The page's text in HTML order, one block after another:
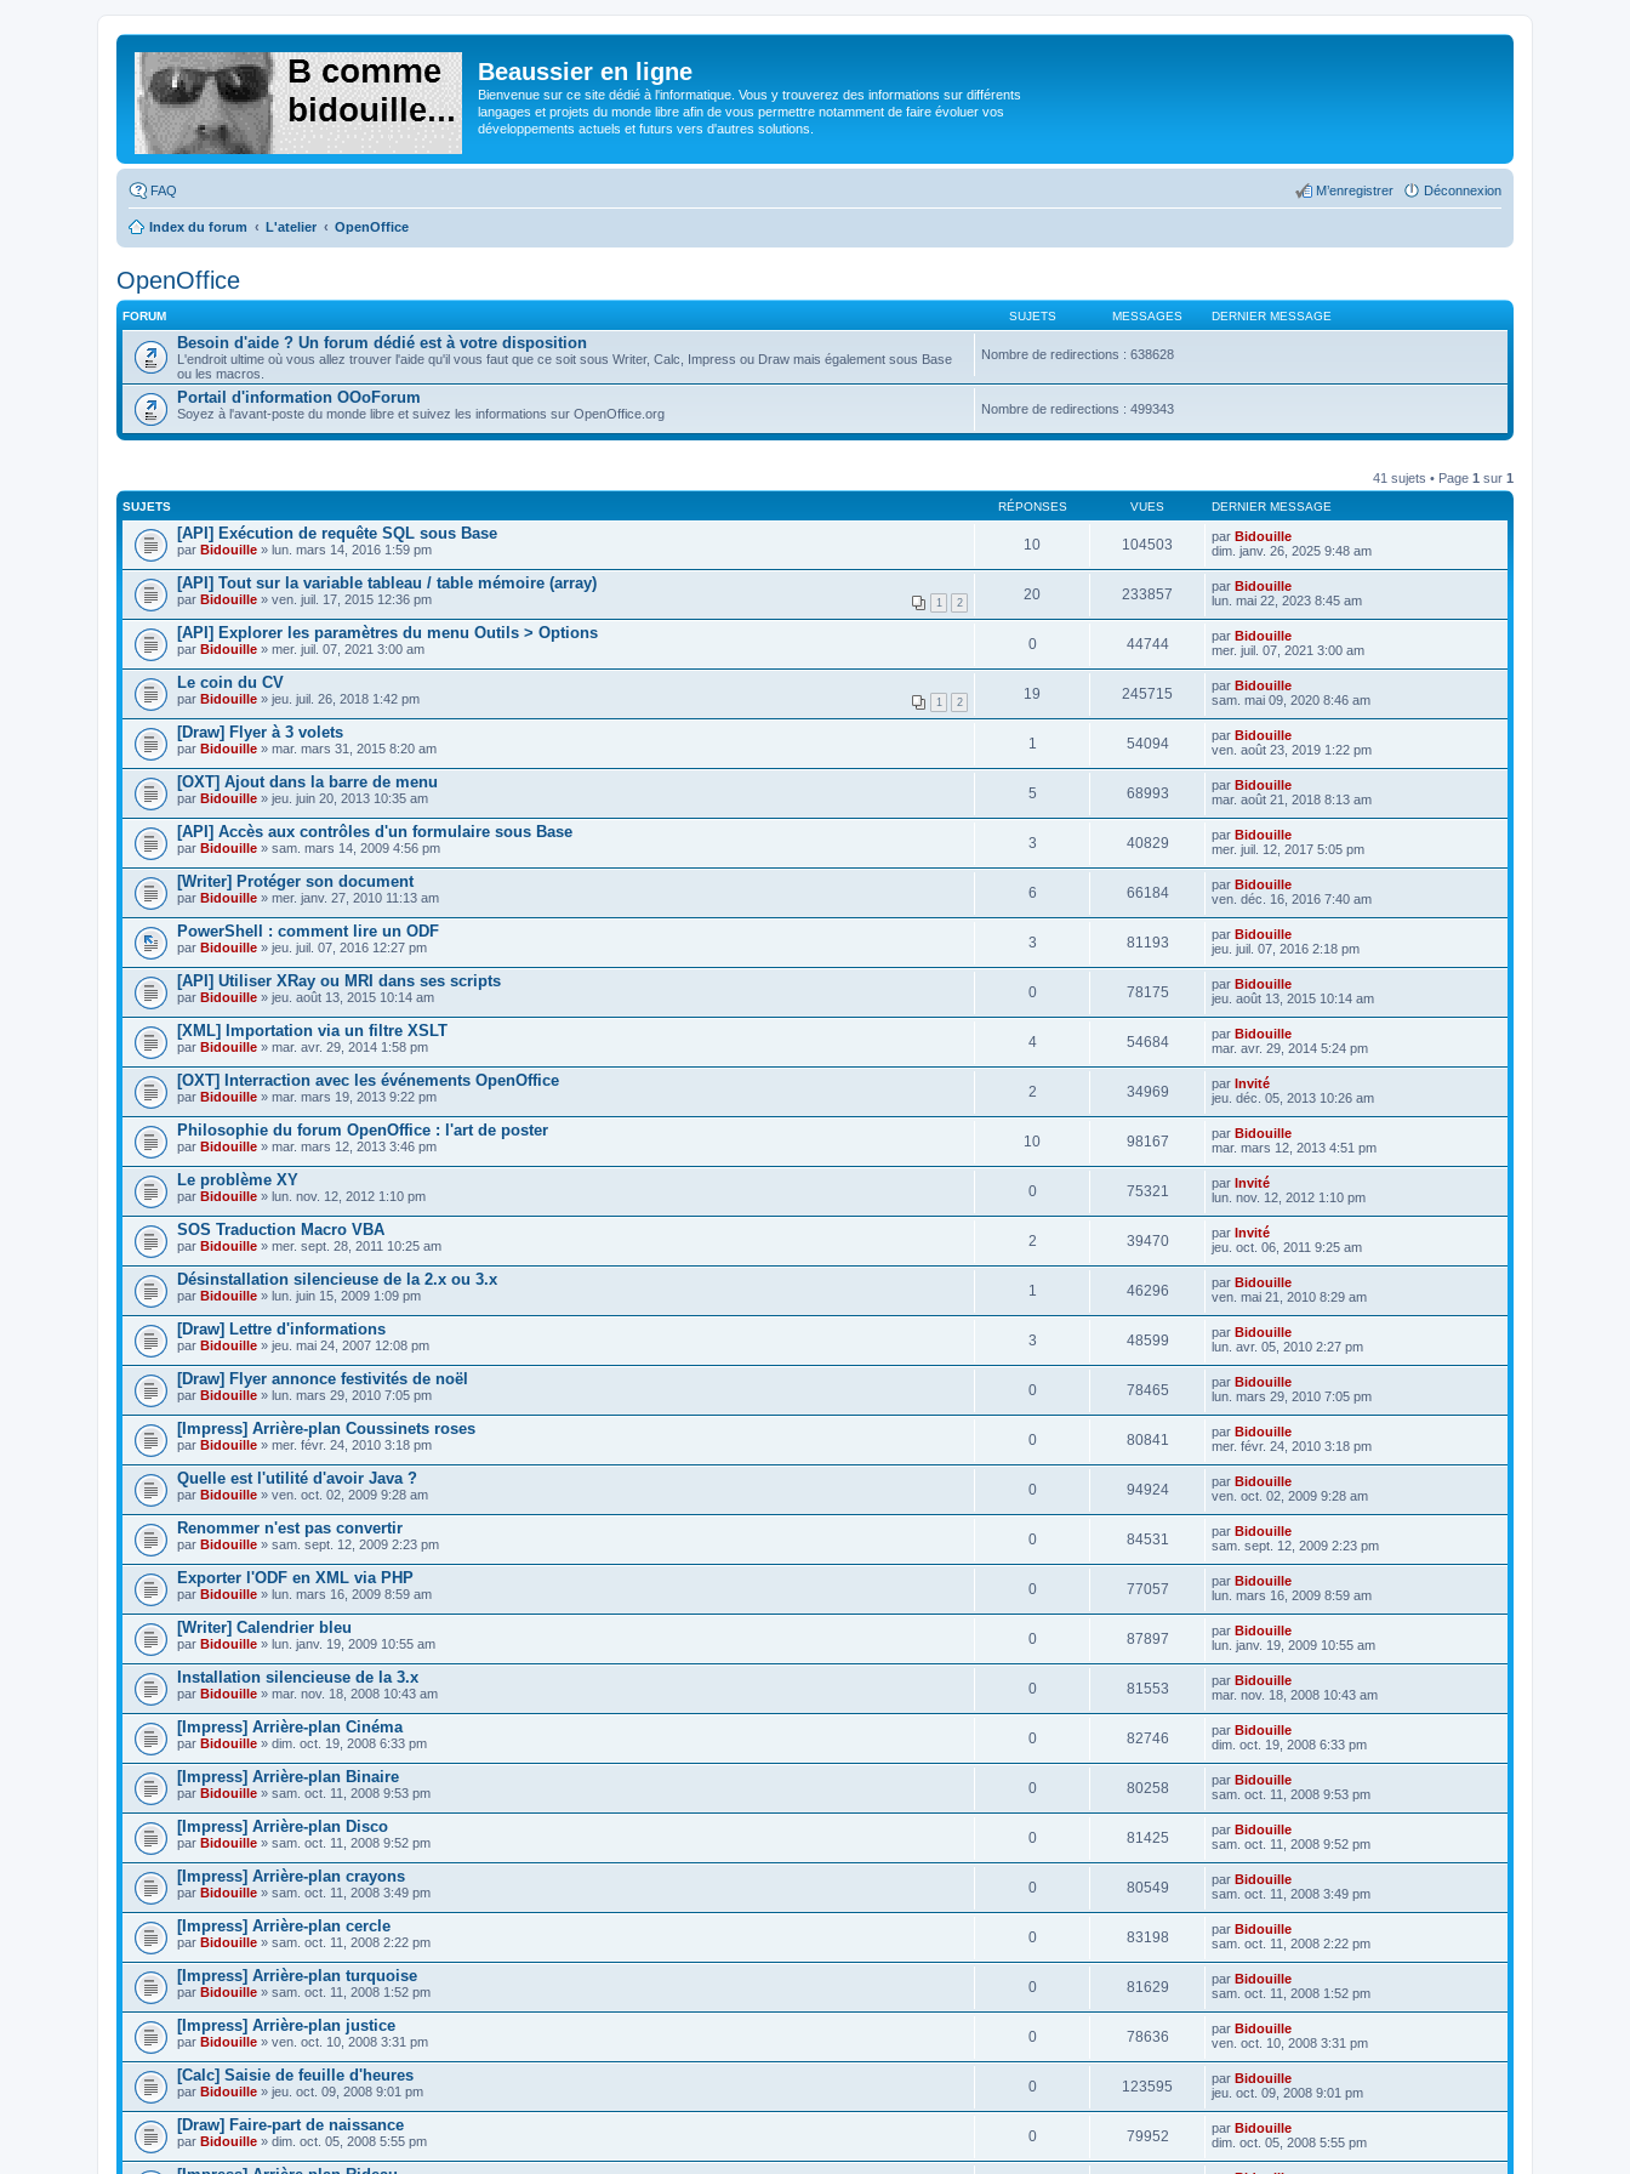
Beaussier en ligne
Bienvenue sur ce site dédié à l'informatique. Vous y trouverez des informations sur différents
langages et projets du monde libre afin de vous permettre notamment de faire évoluer vos
développements actuels et futurs vers d'autres solutions.
FAQ Déconnexion
M’enregistrer
Index du forum L'atelier OpenOffice
OpenOffice
FORUM SUJETS MESSAGES DERNIER MESSAGE
Besoin d'aide ? Un forum dédié est à votre disposition
L'endroit ultime où vous allez trouver l'aide qu'il vous faut que ce soit sous Writer, Calc, Impress ou Draw mais également sous Base
ou les macros.
Nombre de redirections : 638628
Portail d'information OOoForum
Soyez à l'avant-poste du monde libre et suivez les informations sur OpenOffice.org Nombre de redirections : 499343
41 sujets • Page 1 sur 1
SUJETS RÉPONSES VUES DERNIER MESSAGE
[API] Exécution de requête SQL sous Base
par Bidouille » lun. mars 14, 2016 1:59 pm 10 104503 par Bidouille
dim. janv. 26, 2025 9:48 am
[API] Tout sur la variable tableau / table mémoire (array)
1 2
par Bidouille » ven. juil. 17, 2015 12:36 pm 20 233857 par Bidouille
lun. mai 22, 2023 8:45 am
[API] Explorer les paramètres du menu Outils > Options
par Bidouille » mer. juil. 07, 2021 3:00 am 0 44744 par Bidouille
mer. juil. 07, 2021 3:00 am
Le coin du CV
1 2
par Bidouille » jeu. juil. 26, 2018 1:42 pm 19 245715 par Bidouille
sam. mai 09, 2020 8:46 am
[Draw] Flyer à 3 volets
par Bidouille » mar. mars 31, 2015 8:20 am 1 54094 par Bidouille
ven. août 23, 2019 1:22 pm
[OXT] Ajout dans la barre de menu
par Bidouille » jeu. juin 20, 2013 10:35 am 5 68993 par Bidouille
mar. août 21, 2018 8:13 am
[API] Accès aux contrôles d'un formulaire sous Base
par Bidouille » sam. mars 14, 2009 4:56 pm 3 40829 par Bidouille
mer. juil. 12, 2017 5:05 pm
[Writer] Protéger son document
par Bidouille » mer. janv. 27, 2010 11:13 am 6 66184 par Bidouille
ven. déc. 16, 2016 7:40 am
PowerShell : comment lire un ODF
par Bidouille » jeu. juil. 07, 2016 12:27 pm 3 81193 par Bidouille
jeu. juil. 07, 2016 2:18 pm
[API] Utiliser XRay ou MRI dans ses scripts
par Bidouille » jeu. août 13, 2015 10:14 am 0 78175 par Bidouille
jeu. août 13, 2015 10:14 am
[XML] Importation via un filtre XSLT
par Bidouille » mar. avr. 29, 2014 1:58 pm 4 54684 par Bidouille
mar. avr. 29, 2014 5:24 pm
[OXT] Interraction avec les événements OpenOffice
par Bidouille » mar. mars 19, 2013 9:22 pm 2 34969 par Invité
jeu. déc. 05, 2013 10:26 am
Philosophie du forum OpenOffice : l'art de poster
par Bidouille » mar. mars 12, 2013 3:46 pm 10 98167 par Bidouille
mar. mars 12, 2013 4:51 pm
Le problème XY
par Bidouille » lun. nov. 12, 2012 1:10 pm 0 75321 par Invité
lun. nov. 12, 2012 1:10 pm
SOS Traduction Macro VBA
par Bidouille » mer. sept. 28, 2011 10:25 am 2 39470 par Invité
jeu. oct. 06, 2011 9:25 am
Désinstallation silencieuse de la 2.x ou 3.x
par Bidouille » lun. juin 15, 2009 1:09 pm 1 46296 par Bidouille
ven. mai 21, 2010 8:29 am
[Draw] Lettre d'informations
par Bidouille » jeu. mai 24, 2007 12:08 pm 3 48599 par Bidouille
lun. avr. 05, 2010 2:27 pm
[Draw] Flyer annonce festivités de noël
par Bidouille » lun. mars 29, 2010 7:05 pm 0 78465 par Bidouille
lun. mars 29, 2010 7:05 pm
[Impress] Arrière-plan Coussinets roses
par Bidouille » mer. févr. 24, 2010 3:18 pm 0 80841 par Bidouille
mer. févr. 24, 2010 3:18 pm
Quelle est l'utilité d'avoir Java ?
par Bidouille » ven. oct. 02, 2009 9:28 am 0 94924 par Bidouille
ven. oct. 02, 2009 9:28 am
Renommer n'est pas convertir
par Bidouille » sam. sept. 12, 2009 2:23 pm 0 84531 par Bidouille
sam. sept. 12, 2009 2:23 pm
Exporter l'ODF en XML via PHP
par Bidouille » lun. mars 16, 2009 8:59 am 0 77057 par Bidouille
lun. mars 16, 2009 8:59 am
[Writer] Calendrier bleu
par Bidouille » lun. janv. 19, 2009 10:55 am 0 87897 par Bidouille
lun. janv. 19, 2009 10:55 am
Installation silencieuse de la 3.x
par Bidouille » mar. nov. 18, 2008 10:43 am 0 81553 par Bidouille
mar. nov. 18, 2008 10:43 am
[Impress] Arrière-plan Cinéma
par Bidouille » dim. oct. 19, 2008 6:33 pm 0 82746 par Bidouille
dim. oct. 19, 2008 6:33 pm
[Impress] Arrière-plan Binaire
par Bidouille » sam. oct. 11, 2008 9:53 pm 0 80258 par Bidouille
sam. oct. 11, 2008 9:53 pm
[Impress] Arrière-plan Disco
par Bidouille » sam. oct. 11, 2008 9:52 pm 0 81425 par Bidouille
sam. oct. 11, 2008 9:52 pm
[Impress] Arrière-plan crayons
par Bidouille » sam. oct. 11, 2008 3:49 pm 0 80549 par Bidouille
sam. oct. 11, 2008 3:49 pm
[Impress] Arrière-plan cercle
par Bidouille » sam. oct. 11, 2008 2:22 pm 0 83198 par Bidouille
sam. oct. 11, 2008 2:22 pm
[Impress] Arrière-plan turquoise
par Bidouille » sam. oct. 11, 2008 1:52 pm 0 81629 par Bidouille
sam. oct. 11, 2008 1:52 pm
[Impress] Arrière-plan justice
par Bidouille » ven. oct. 10, 2008 3:31 pm 0 78636 par Bidouille
ven. oct. 10, 2008 3:31 pm
[Calc] Saisie de feuille d'heures
par Bidouille » jeu. oct. 09, 2008 9:01 pm 0 123595 par Bidouille
jeu. oct. 09, 2008 9:01 pm
[Draw] Faire-part de naissance
par Bidouille » dim. oct. 05, 2008 5:55 pm 0 79952 par Bidouille
dim. oct. 05, 2008 5:55 pm